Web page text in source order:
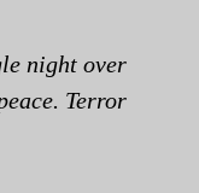
night over
Terror